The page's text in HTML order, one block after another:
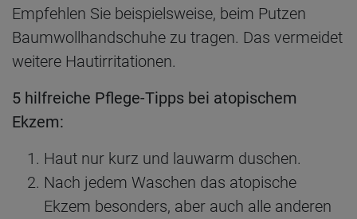
Empfehlen Sie beispielsweise, beim Putzen
Baumwollhandschuhe zu tragen. Das vermeidet
weitere Hautirritationen.
5 hilfreiche Pflege-Tipps bei atopischem
Ekzem:
Haut nur kurz und lauwarm duschen.
Nach jedem Waschen das atopische
Ekzem besonders, aber auch alle anderen